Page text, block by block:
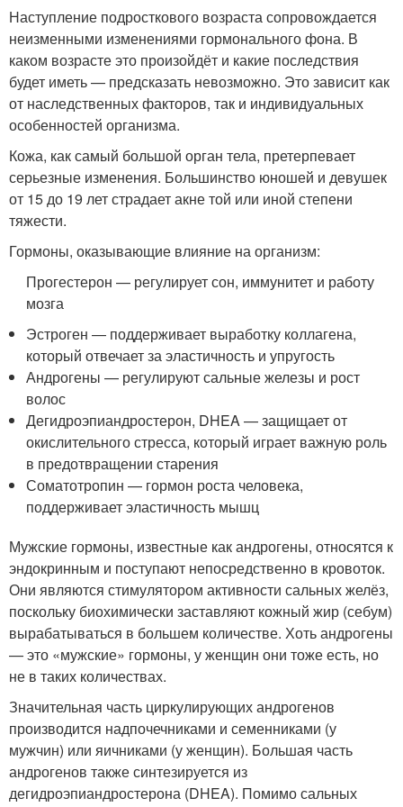
Наступление подросткового возраста сопровождается
неизменными изменениями гормонального фона. В
каком возрасте это произойдёт и какие последствия
будет иметь — предсказать невозможно. Это зависит как
от наследственных факторов, так и индивидуальных
особенностей организма.
Кожа, как самый большой орган тела, претерпевает
серьезные изменения. Большинство юношей и девушек
от 15 до 19 лет страдает акне той или иной степени
тяжести.
Гормоны, оказывающие влияние на организм:
Прогестерон — регулирует сон, иммунитет и работу
мозга
Эстроген — поддерживает выработку коллагена,
который отвечает за эластичность и упругость
Андрогены — регулируют сальные железы и рост
волос
Дегидроэпиандростерон, DHEA — защищает от
окислительного стресса, который играет важную роль
в предотвращении старения
Соматотропин — гормон роста человека,
поддерживает эластичность мышц
Мужские гормоны, известные как андрогены, относятся к
эндокринным и поступают непосредственно в кровоток.
Они являются стимулятором активности сальных желёз,
поскольку биохимически заставляют кожный жир (себум)
вырабатываться в большем количестве. Хоть андрогены
— это «мужские» гормоны, у женщин они тоже есть, но
не в таких количествах.
Значительная часть циркулирующих андрогенов
производится надпочечниками и семенниками (у
мужчин) или яичниками (у женщин). Большая часть
андрогенов также синтезируется из
дегидроэпиандростерона (DHEA). Помимо сальных